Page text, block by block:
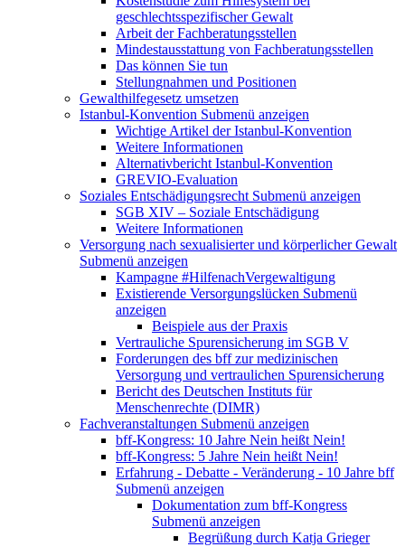
geschlechtsspezifischer Gewalt
Arbeit der Fachberatungsstellen
Mindestausstattung von Fachberatungsstellen
Das können Sie tun
Stellungnahmen und Positionen
Gewalthilfegesetz umsetzen
Istanbul-Konvention Submenü anzeigen
Wichtige Artikel der Istanbul-Konvention
Weitere Informationen
Alternativbericht Istanbul-Konvention
GREVIO-Evaluation
Soziales Entschädigungsrecht Submenü anzeigen
SGB XIV – Soziale Entschädigung
Weitere Informationen
Versorgung nach sexualisierter und körperlicher Gewalt
Submenü anzeigen
Kampagne #HilfenachVergewaltigung
Existierende Versorgungslücken Submenü
anzeigen
Beispiele aus der Praxis
Vertrauliche Spurensicherung im SGB V
Forderungen des bff zur medizinischen
Versorgung und vertraulichen Spurensicherung
Bericht des Deutschen Instituts für
Menschenrechte (DIMR)
Fachveranstaltungen Submenü anzeigen
bff-Kongress: 10 Jahre Nein heißt Nein!
bff-Kongress: 5 Jahre Nein heißt Nein!
Erfahrung - Debatte - Veränderung - 10 Jahre bff
Submenü anzeigen
Dokumentation zum bff-Kongress
Submenü anzeigen
Begrüßung durch Katja Grieger